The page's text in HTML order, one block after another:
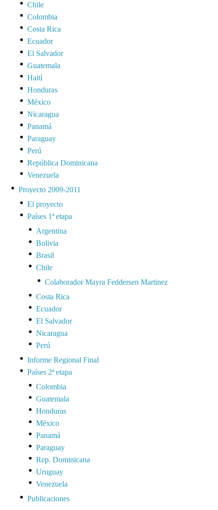
Chile
Colombia
Costa Rica
Ecuador
El Salvador
Guatemala
Haití
Honduras
México
Nicaragua
Panamá
Paraguay
Perú
República Dominicana
Venezuela
Proyecto 2009-2011
El proyecto
Países 1ª etapa
Argentina
Bolivia
Brasil
Chile
Colaborador Mayra Feddersen Martinez
Costa Rica
Ecuador
El Salvador
Nicaragua
Perú
Informe Regional Final
Países 2ª etapa
Colombia
Guatemala
Honduras
México
Panamá
Paraguay
Rep. Dominicana
Uruguay
Venezuela
Publicaciones